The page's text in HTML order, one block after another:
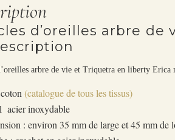
d’oreilles arbre
arbre de vie et Triquetra en liberty Erica
(catalogue de tous les tissus)
acier inoxydable
: environ 35 mm de large et 45 mm de